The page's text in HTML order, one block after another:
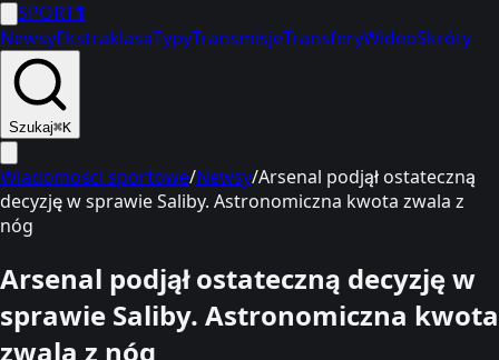
SPORT1
NewsyEkstraklasaTypyTransmisjeTransferyWideoSkróty
Szukaj⌘K
Wiadomości sportowe/Newsy/Arsenal podjął ostateczną
decyzję w sprawie Saliby. Astronomiczna kwota zwala z
nóg
Arsenal podjął ostateczną decyzję w
sprawie Saliby. Astronomiczna kwota
zwala z nóg